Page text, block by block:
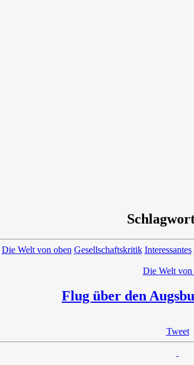
Die Welt von oben Gesellschaftskritik Interessantes
Die Welt von
Flug über den
Tweet